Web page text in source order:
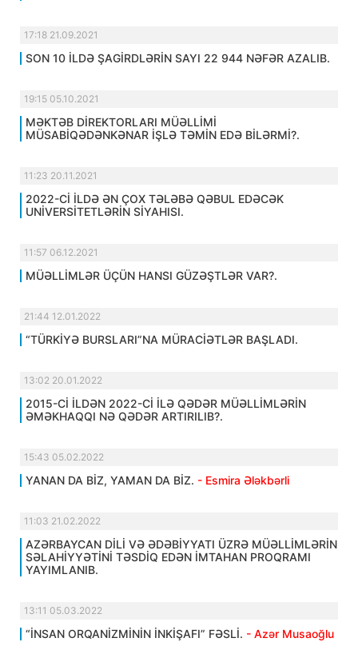
17:18 21.09.2021
SON 10 İLDƏ ŞAGİRDLƏRİN SAYI 22 944 NƏFƏR AZALIB.
19:15 05.10.2021
MƏKTƏB DİREKTORLARI MÜƏLLİMİ
MÜSABİQƏDƏNKƏNAR İŞLƏ TƏMİN EDƏ BİLƏRMİ?.
11:23 20.11.2021
2022-Cİ İLDƏ ƏN ÇOX TƏLƏBƏ QƏBUL EDƏCƏK
UNİVERSİTETLƏRİN SİYAHISI.
11:57 06.12.2021
MÜƏLLİMLƏR ÜÇÜN HANSI GÜZƏŞTLƏR VAR?.
21:44 12.01.2022
“TÜRKİYƏ BURSLARI”NA MÜRACİƏTLƏR BAŞLADI.
13:02 20.01.2022
2015-Cİ İLDƏN 2022-Cİ İLƏ QƏDƏR MÜƏLLİMLƏRİN
ƏMƏKHAQQI NƏ QƏDƏR ARTIRILIB?.
15:43 05.02.2022
YANAN DA BİZ, YAMAN DA BİZ. - Esmira Ələkbərli
11:03 21.02.2022
AZƏRBAYCAN DİLİ VƏ ƏDƏBİYYATI ÜZRƏ MÜƏLLİMLƏRİN
SƏLAHİYYƏTİNİ TƏSDİQ EDƏN İMTAHAN PROQRAMI
YAYIMLANIB.
13:11 05.03.2022
“İNSAN ORQANİZMİNİN İNKİŞAFI” FƏSLİ. - Azər Musaoğlu